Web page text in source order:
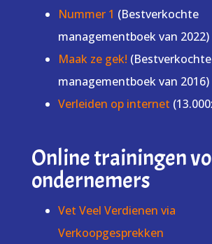
Nummer 1 (Bestverkochte
managementboek van 2022)
Maak ze gek! (Bestverkochte
managementboek van 2016)
Verleiden op internet
Online trainingen
ondernemers
Vet Veel Verdienen via
Verkoopgesprekken